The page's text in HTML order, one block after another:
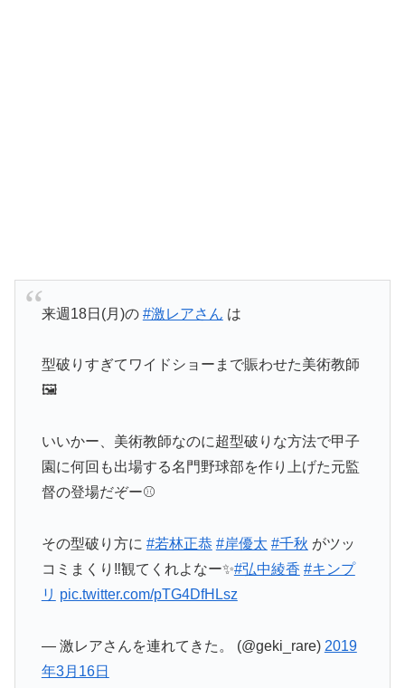
来週18日(月)の #激レアさん は
型破りすぎてワイドショーまで賑わせた美術教師
🖼
いいかー、美術教師なのに超型破りな方法で甲子
園に何回も出場する名門野球部を作り上げた元監
督の登場だぞー⚾️
その型破り方に #若林正恭 #岸優太 #千秋 がツッ
コミまくり‼️観てくれよなー✨#弘中綾香 #キンプ
リ pic.twitter.com/pTG4DfHLsz
— 激レアさんを連れてきた。 (@geki_rare) 2019
年3月16日